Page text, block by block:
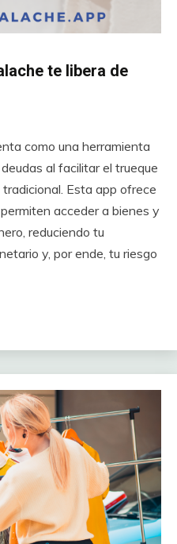
te libera de
como una herramienta
al facilitar el trueque
Esta app ofrece
acceder a bienes y
reduciendo tu
y, por ende, tu riesgo